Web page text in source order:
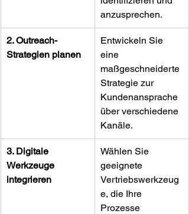
anzusprechen.
2. Outreach-
Strategien planen
Entwickeln Sie
eine
maßgeschneiderte
Strategie zur
Kundenansprache
über verschiedene
Kanäle.
3. Digitale
Werkzeuge
integrieren
Wählen Sie
geeignete
Vertriebswerkzeug
e, die Ihre
Prozesse